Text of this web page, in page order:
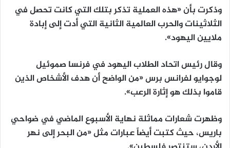
وذكرت بأن «هذه العملية تذكر بتلك التي كانت تحصل في
الثلاثينات والحرب العالمية الثانية التي أدت إلى إبادة
ملايين اليهود».
وقال رئيس اتحاد الطلاب اليهود في فرنسا صموئيل
لوجوايو لفرانس برس «من الواضح أن هدف الأشخاص الذين
قاموا بذلك هو إثارة الرعب».
وظهرت شعارات مماثلة نهاية الأسبوع الماضي في ضواحي
باريس، حيث كتبت أيضاً عبارات مثل «من البحر إلى نهر